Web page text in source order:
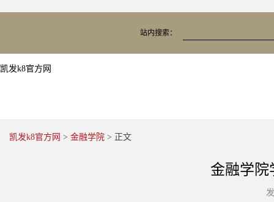
站内搜索：
凯发k8官方网
凯发k8官方网 > 金融学院 > 正文
金融学院